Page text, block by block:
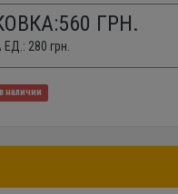
560 ГРН.
ЕД.: 280 грн.
наличии